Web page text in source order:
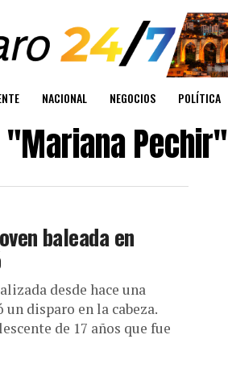
NACIONAL NEGOCIOS POLÍTICA
Pechir"
baleada en
desde hace una
disparo en la cabeza.
de 17 años que fue